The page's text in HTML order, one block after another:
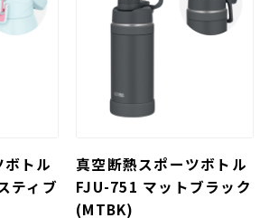
トル
ティブ
真空断熱スポーツボトル
FJU-751 マットブラック
(MTBK)